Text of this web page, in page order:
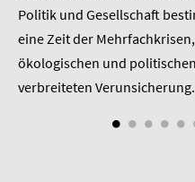
Newsletter
Suche
Presse
Politik und Gesellschaft
eine Zeit der
ökologischen und
verbreiteten Verunsicherung.